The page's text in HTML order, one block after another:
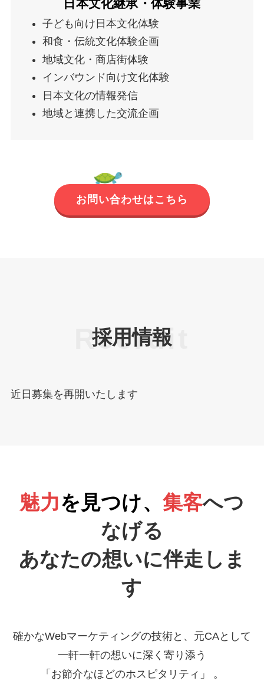
日本文化継承・体験事業
子ども向け日本文化体験
和食・伝統文化体験企画
地域文化・商店街体験
インバウンド向け文化体験
日本文化の情報発信
地域と連携した交流企画
お問い合わせはこちら
採用情報
近日募集を再開いたします
魅力を見つけ、 集客へつ
なげる
あなたの想いに伴走しま
す
確かなWebマーケティングの技術と、元CAとして
一軒一軒の想いに深く寄り添う
「お節介なほどのホスピタリティ」 。